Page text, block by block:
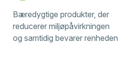
Bæredygtige produkter, der
reducerer miljøpåvirkningen
og samtidig bevarer